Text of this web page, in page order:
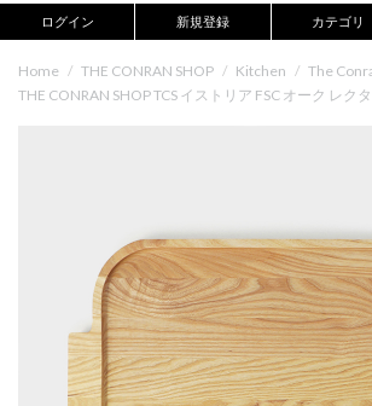
ログイン 新規登録 カテゴリ
Home / THE CONRAN SHOP / Kitchen / The
THE CONRAN SHOP TCS イストリア FSC オーク レク